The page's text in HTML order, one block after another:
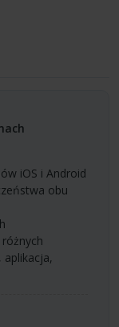
iOS i Android
aplikacja,